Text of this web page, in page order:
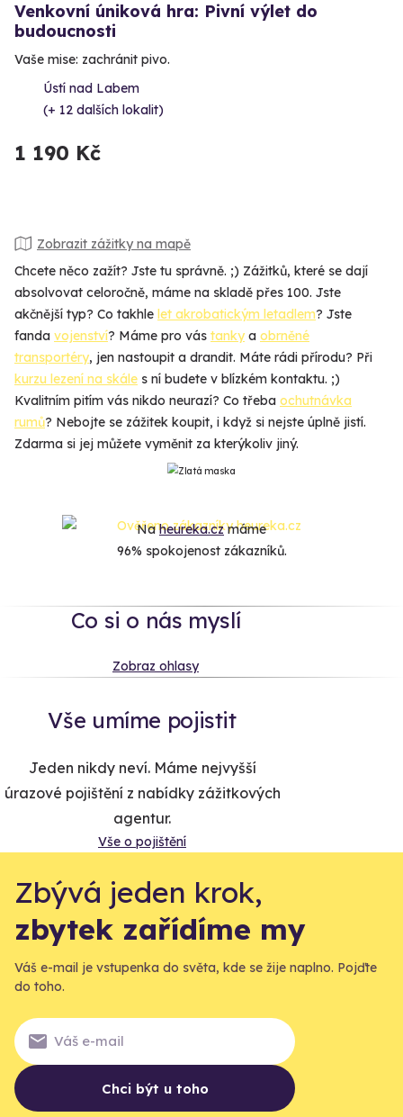
Venkovní úniková hra: Pivní výlet do
budoucnosti
Vaše mise: zachránit pivo.
Ústí nad Labem
(+ 12 dalších lokalit)
1 190 Kč
Zobrazit zážitky na mapě
Chcete něco zažít? Jste tu správně. ;) Zážitků, které se dají
absolvovat celoročně, máme na skladě přes 100. Jste
akčnější typ? Co takhle let akrobatickým letadlem? Jste
fanda vojenství? Máme pro vás tanky a obrněné
transportéry, jen nastoupit a drandit. Máte rádi přírodu? Při
kurzu lezení na skále s ní budete v blízkém kontaktu. ;)
Kvalitním pitím vás nikdo neurazí? Co třeba ochutnávka
rumů? Nebojte se zážitek koupit, i když si nejste úplně jistí.
Zdarma si jej můžete vyměnit za kterýkoliv jiný.
Naheureka.czmáme
96% spokojenost zákazníků.
Co si o nás myslí
Zobraz ohlasy
Vše umíme pojistit
Jeden nikdy neví. Máme nejvyšší
úrazové pojištění z nabídky zážitkových
agentur.
Vše o pojištění
Zbývá jeden krok,
zbytek zařídíme my
Váš e-mail je vstupenka do světa, kde se žije naplno. Pojďte
do toho.
Chci být u toho